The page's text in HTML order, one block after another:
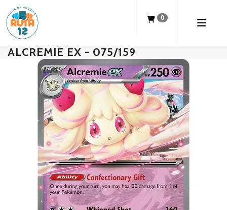
0
ALCREMIE EX - 075/159